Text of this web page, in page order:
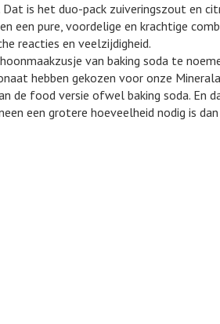
is het duo-pack zuiveringszout en
een pure, voordelige en krachtige
reacties en veelzijdigheid.
van baking soda te
hebben gekozen voor onze
de food versie ofwel baking soda. En
een grotere hoeveelheid nodig is